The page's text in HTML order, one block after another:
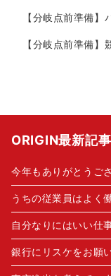
【分岐点前準備
【分岐点前準備
ORIGIN最新記事
今年もありがとうご
うちの従業員はよく
自分なりにはいい仕
銀行にリスケをお願